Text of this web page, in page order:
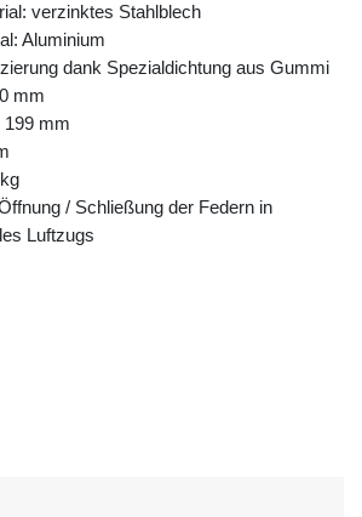
verzinktes Stahlblech
Aluminium
dank Spezialdichtung aus Gummi
mm
mm
/ Schließung der Federn in
Luftzugs